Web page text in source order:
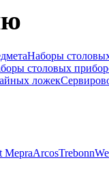
Наборы
столовых
ложек
MepraArcosTrebonn